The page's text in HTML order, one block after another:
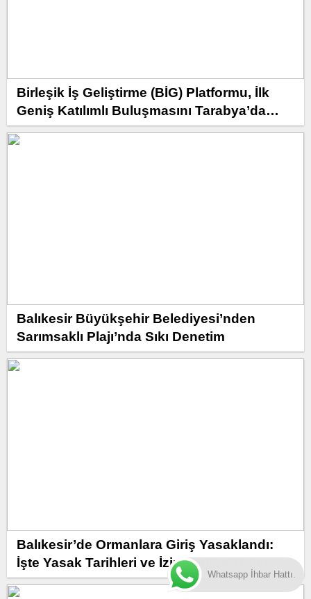
Birleşik İş Geliştirme (BİG) Platformu, İlk
Geniş Katılımlı Buluşmasını Tarabya’da
Gerçekleştirdi
Balıkesir Büyükşehir Belediyesi’nden
Sarımsaklı Plajı’nda Sıkı Denetim
Balıkesir’de Ormanlara Giriş Yasaklandı:
İşte Yasak Tarihleri ve İzin Verilen Yerler
Whatsapp İhbar Hattı.